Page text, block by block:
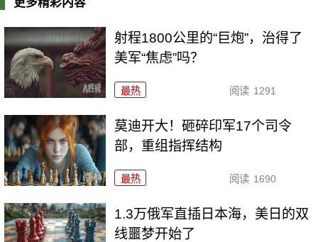
射程1800公里的“巨炮”，治得了
美军“焦虑”吗？
最热 阅读 1291
莫迪开大！砸碎印军17个司令
部，重组指挥结构
最热 阅读 1690
1.3万俄军直插日本海，美日的双
线噩梦开始了